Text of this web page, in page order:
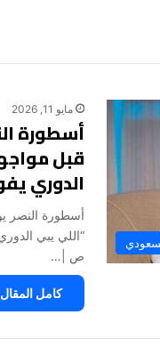
مايو 11, 2026
أسطورة
قبل
الدوري
أسطورة النصر
ص |…
كامل المقال